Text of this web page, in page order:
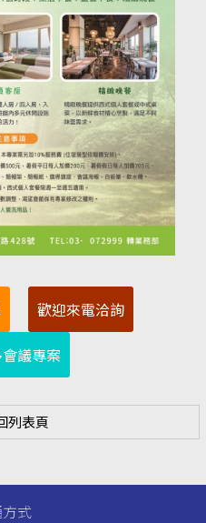
歡迎來電洽詢
議專案
列表頁
式